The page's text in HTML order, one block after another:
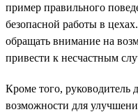
пример правильного
безопасной работы в
обращать внимание на
привести к несчастным
Кроме того, руководитель
возможности для